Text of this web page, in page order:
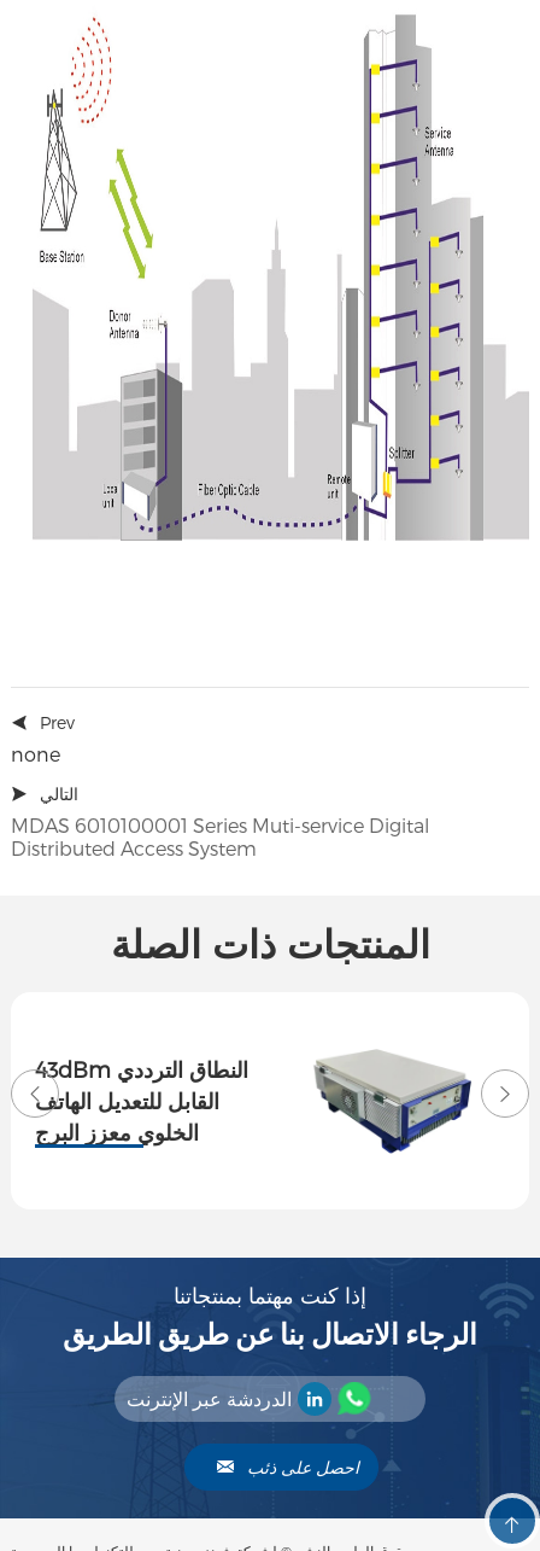
Prev
none
التالي
MDAS 6010100001 Series Muti-service Digital
Distributed Access System
المنتجات ذات الصلة
43dBm النطاق الترددي
القابل للتعديل الهاتف
الخلوي معزز البرج
إذا كنت مهتما بمنتجاتنا
الرجاء الاتصال بنا عن طريق الطريق
الدردشة عبر الإنترنت
احصل على ذئب